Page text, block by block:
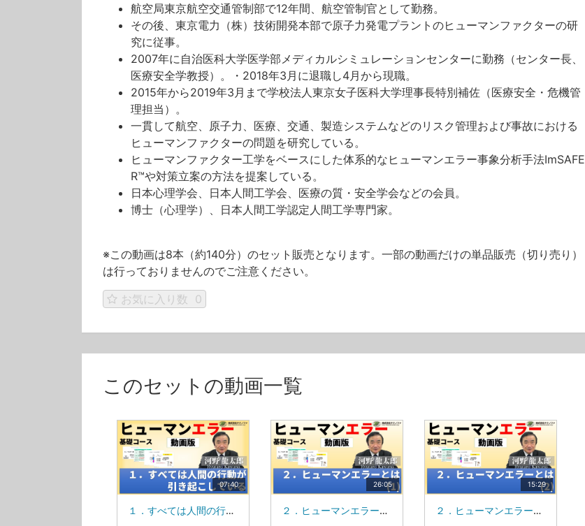
航空局東京航空交通管制部で12年間、航空管制官として勤務。
その後、東京電力（株）技術開発本部で原子力発電プラントのヒューマンファクターの研
究に従事。
2007年に自治医科大学医学部メディカルシミュレーションセンターに勤務（センター長、
医療安全学教授）。・2018年3月に退職し4月から現職。
2015年から2019年3月まで学校法人東京女子医科大学理事長特別補佐（医療安全・危機管
理担当）。
一貫して航空、原子力、医療、交通、製造システムなどのリスク管理および事故における
ヒューマンファクターの問題を研究している。
ヒューマンファクター工学をベースにした体系的なヒューマンエラー事象分析手法ImSAFE
R™や対策立案の方法を提案している。
日本心理学会、日本人間工学会、医療の質・安全学会などの会員。
博士（心理学）、日本人間工学認定人間工学専門家。
※この動画は8本（約140分）のセット販売となります。一部の動画だけの単品販売（切り売り）
は行っておりませんのでご注意ください。
お気に入り数
0
このセットの動画一覧
07:40
１．すべては人間の行動が引き起こしている_MS84V
26:05
２．ヒューマンエラーとは(1)_MS84V
15:29
２．ヒューマンエラーとは(2)_MS84V